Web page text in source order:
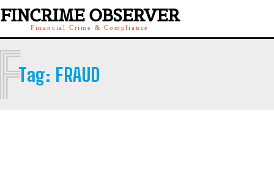
FINCRIME OBSERVER
Financial Crime & Compliance
Tag: FRAUD